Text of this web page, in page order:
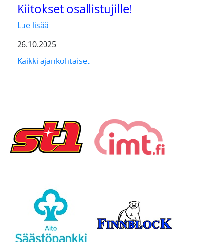
Kiitokset osallistujille!
Lue lisää
26.10.2025
Kaikki ajankohtaiset